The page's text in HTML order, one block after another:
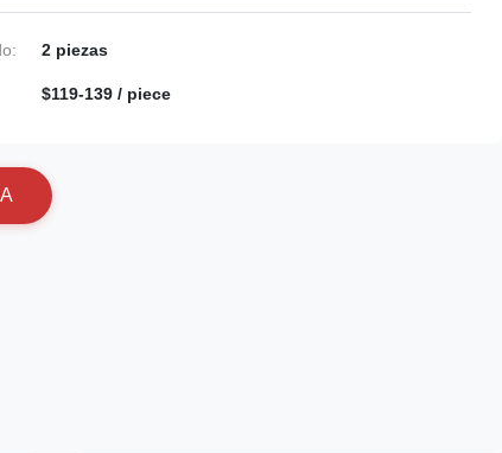
2 piezas
$119-139 / piece
A